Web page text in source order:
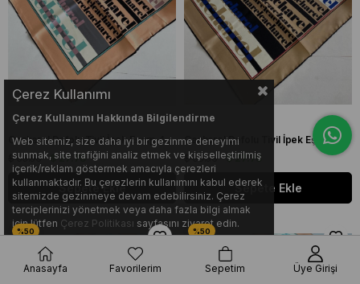
Cacharel Defolu Tivil İpek Eşarp 44378 Yavruağzı Karışık Desen
$ 27.78
$ 55.56
Sepete Ekle
Cacharel Defolu Tivil İpek Eşarp 44381 Camel Karışık Desen
$ 27.78
$ 55.56
Sepete Ekle
Çerez Kullanımı
Çerez Kullanımı Hakkında Bilgilendirme
Web sitemiz, size daha iyi bir gezinme deneyimi
sunmak, site trafiğini analiz etmek ve kişiselleştirilmiş
içerik/reklam göstermek amacıyla çerezleri
kullanmaktadır. Bu çerezlerin kullanımını kabul ederek
sitemizde gezinmeye devam edebilirsiniz. Çerez
terciplerinizi yönetmek veya daha fazla bilgi almak
için lütfen Çerez Politikası sayfasını ziyaret edin.
Anasayfa Favorilerim Sepetim Üye Girişi